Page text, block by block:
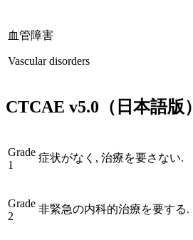
血管障害
Vascular disorders
CTCAE v5.0 （日本語版）
Grade
1
症状がなく, 治療を要さない.
Grade
2
非緊急の内科的治療を要する.